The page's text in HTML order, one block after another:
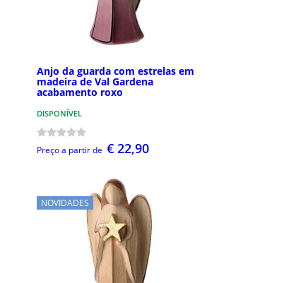
Anjo da guarda com estrelas em
madeira de Val Gardena
acabamento roxo
DISPONÍVEL
Preço a partir de € 22,90
NOVIDADES